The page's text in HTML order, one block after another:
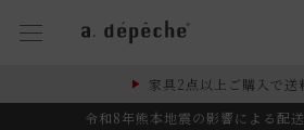
家具2点以上ご購入で送
令和8年熊本地震の影響による配